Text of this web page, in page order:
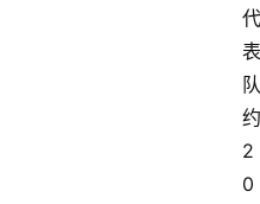
代
表
队
约
2
0